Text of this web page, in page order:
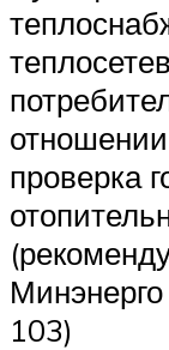
проверка
103)